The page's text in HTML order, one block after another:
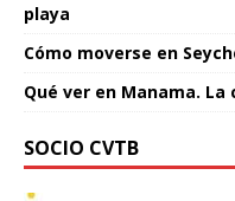
playa
Cómo moverse en
Qué ver en Manama.
SOCIO CVTB